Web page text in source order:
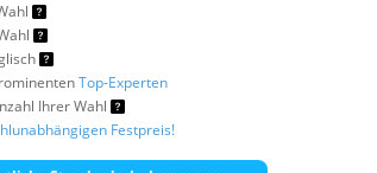
Top-Experten
Ihrer Wahl
Festpreis!